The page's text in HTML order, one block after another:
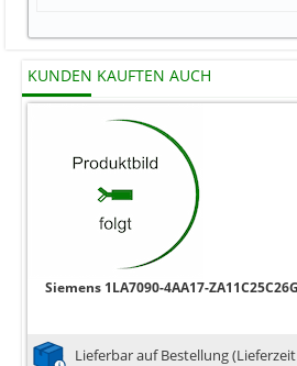
KUNDEN KAUFTEN AUCH
Siemens 1LA7090-4AA17-
Lieferbar auf Bestellung